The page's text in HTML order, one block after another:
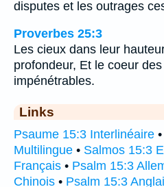
disputes et les outrages
Proverbes 25:3
Les cieux dans leur
profondeur, Et le coeur
impénétrables.
Links
Psaume 15:3 Interlinéaire •
Multilingue • Salmos 15:3
Français • Psalm 15:3
Chinois • Psalm 15:3